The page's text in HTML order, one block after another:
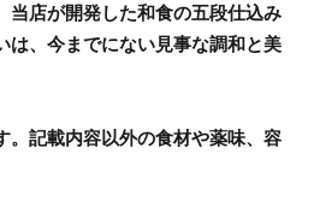
当店が開発した和食の五段仕込み
は、今までにない見事な調和と美
記載内容以外の食材や薬味、容